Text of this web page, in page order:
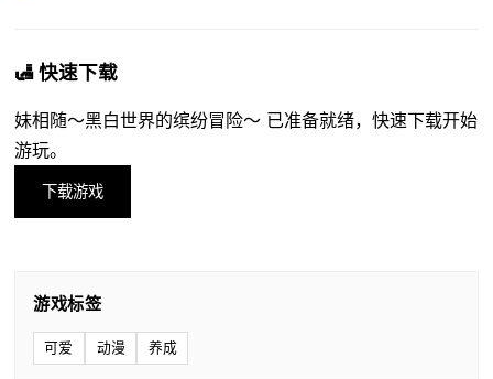
🛃 快速下载
妹相随～黑白世界的缤纷冒险～ 已准备就绪，快速下载开始
游玩。
下载游戏
游戏标签
可爱 动漫 养成